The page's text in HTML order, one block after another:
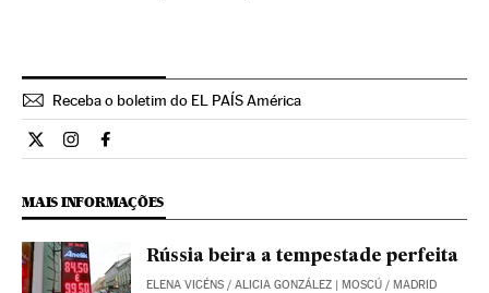
Receba o boletim do EL PAÍS América
Internacional El País Brasil en Twitter
Internacional El País Brasil en Instagram
Internacional El País Brasil en Facebook
MAIS INFORMAÇÕES
Rússia beira a tempestade perfeita
ELENA VICÉNS / ALICIA GONZÁLEZ | MOSCÚ / MADRID